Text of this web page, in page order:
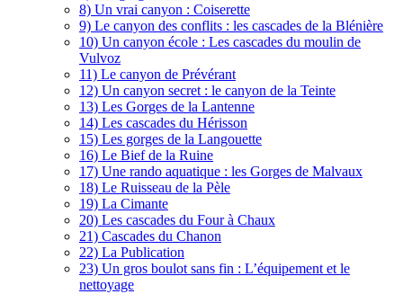
8) Un vrai canyon : Coiserette
9) Le canyon des conflits : les cascades de la Blénière
10) Un canyon école : Les cascades du moulin de
Vulvoz
11) Le canyon de Prévérant
12) Un canyon secret : le canyon de la Teinte
13) Les Gorges de la Lantenne
14) Les cascades du Hérisson
15) Les gorges de la Langouette
16) Le Bief de la Ruine
17) Une rando aquatique : les Gorges de Malvaux
18) Le Ruisseau de la Pèle
19) La Cimante
20) Les cascades du Four à Chaux
21) Cascades du Chanon
22) La Publication
23) Un gros boulot sans fin : L’équipement et le
nettoyage